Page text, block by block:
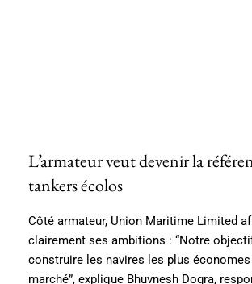
L’armateur veut devenir la
tankers écolos
Côté armateur, Union Maritime Limited
clairement ses ambitions : “Notre
construire les navires les plus économes
marché”, explique Bhuvnesh Dogra,